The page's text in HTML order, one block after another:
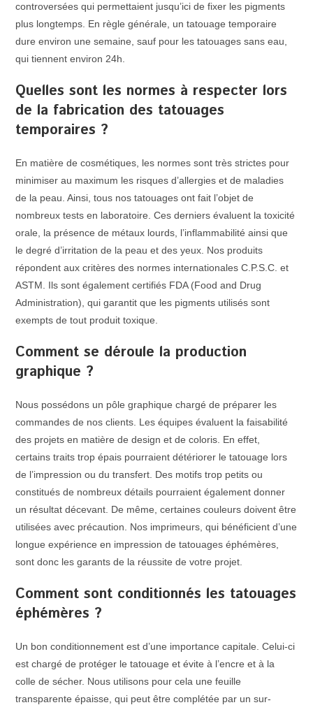
controversées qui permettaient jusqu’ici de fixer les pigments
plus longtemps. En règle générale, un tatouage temporaire
dure environ une semaine, sauf pour les tatouages sans eau,
qui tiennent environ 24h.
Quelles sont les normes à respecter lors
de la fabrication des tatouages
temporaires ?
En matière de cosmétiques, les normes sont très strictes pour
minimiser au maximum les risques d’allergies et de maladies
de la peau. Ainsi, tous nos tatouages ont fait l’objet de
nombreux tests en laboratoire. Ces derniers évaluent la toxicité
orale, la présence de métaux lourds, l’inflammabilité ainsi que
le degré d’irritation de la peau et des yeux. Nos produits
répondent aux critères des normes internationales C.P.S.C. et
ASTM. Ils sont également certifiés FDA (Food and Drug
Administration), qui garantit que les pigments utilisés sont
exempts de tout produit toxique.
Comment se déroule la production
graphique ?
Nous possédons un pôle graphique chargé de préparer les
commandes de nos clients. Les équipes évaluent la faisabilité
des projets en matière de design et de coloris. En effet,
certains traits trop épais pourraient détériorer le tatouage lors
de l’impression ou du transfert. Des motifs trop petits ou
constitués de nombreux détails pourraient également donner
un résultat décevant. De même, certaines couleurs doivent être
utilisées avec précaution. Nos imprimeurs, qui bénéficient d’une
longue expérience en impression de tatouages éphémères,
sont donc les garants de la réussite de votre projet.
Comment sont conditionnés les tatouages
éphémères ?
Un bon conditionnement est d’une importance capitale. Celui-ci
est chargé de protéger le tatouage et évite à l’encre et à la
colle de sécher. Nous utilisons pour cela une feuille
transparente épaisse, qui peut être complétée par un sur-